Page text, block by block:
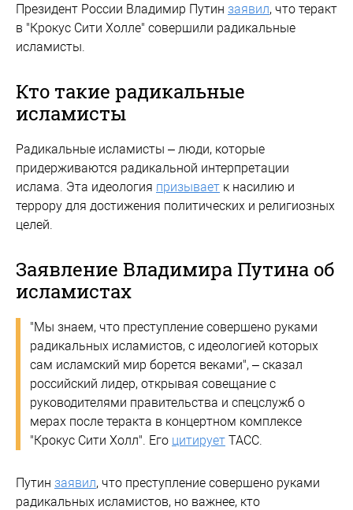
Президент России Владимир Путин заявил, что теракт
в "Крокус Сити Холле" совершили радикальные
исламисты.
Кто такие радикальные
исламисты
Радикальные исламисты – люди, которые
придерживаются радикальной интерпретации
ислама. Эта идеология призывает к насилию и
террору для достижения политических и религиозных
целей.
Заявление Владимира Путина об
исламистах
"Мы знаем, что преступление совершено руками
радикальных исламистов, с идеологией которых
сам исламский мир борется веками", – сказал
российский лидер, открывая совещание с
руководителями правительства и спецслужб о
мерах после теракта в концертном комплексе
"Крокус Сити Холл". Его цитирует ТАСС.
Путин заявил, что преступление совершено руками
радикальных исламистов, но важнее, кто